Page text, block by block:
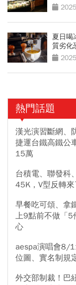
夏日喝
質劣化
熱門話題
漢光演習斷網、
捷運台鐵高鐵公
15萬
台積電、聯發科
45K，V型反轉
早餐吃可頌、拿
上9點前不做「5
心
aespa演唱會8/
位圖、實名制規
外交部制裁！巴